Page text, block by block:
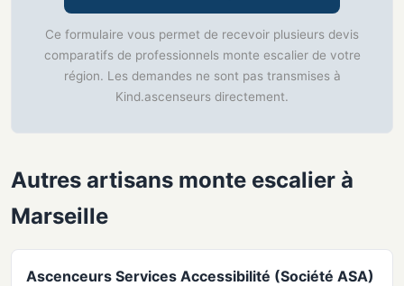
Ce formulaire vous permet de recevoir plusieurs devis
comparatifs de professionnels monte escalier de votre
région. Les demandes ne sont pas transmises à
Kind.ascenseurs directement.
Autres artisans monte escalier à
Marseille
Ascenceurs Services Accessibilité (Société ASA)